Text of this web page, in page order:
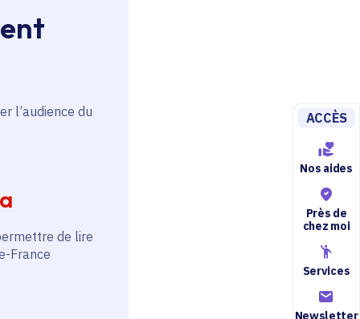
l’audience du
de lire
France
ACCÈS
Nos aides
Près de
chez moi
Services
Newsletter